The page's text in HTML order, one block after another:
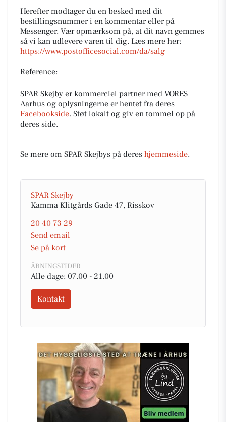
Herefter modtager du en besked med dit
bestillingsnummer i en kommentar eller på
Messenger. Vær opmærksom på, at dit navn gemmes
så vi kan udlevere varen til dig. Læs mere her:
https://www.postofficesocial.com/da/salg
Reference:
SPAR Skejby er kommerciel partner med VORES
Aarhus og oplysningerne er hentet fra deres
Facebookside. Støt lokalt og giv en tommel op på
deres side.
Se mere om SPAR Skejbys på deres hjemmeside.
SPAR Skejby
Kamma Klitgårds Gade 47, Risskov
20 40 73 29
Send email
Se på kort
ÅBNINGSTIDER
Alle dage: 07.00 - 21.00
Kontakt